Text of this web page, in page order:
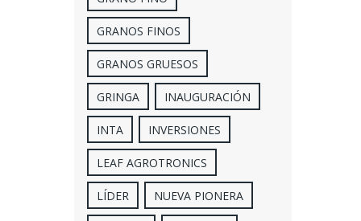
GRANOS FINOS
GRANOS GRUESOS
GRINGA INAUGURACIÓN
INTA INVERSIONES
LEAF AGROTRONICS
LÍDER NUEVA PIONERA